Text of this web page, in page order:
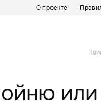
О проекте